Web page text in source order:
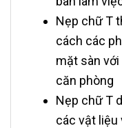
Nẹp chữ T
cách các
mặt sàn
căn phòng
Nẹp chữ T
các vật liệu